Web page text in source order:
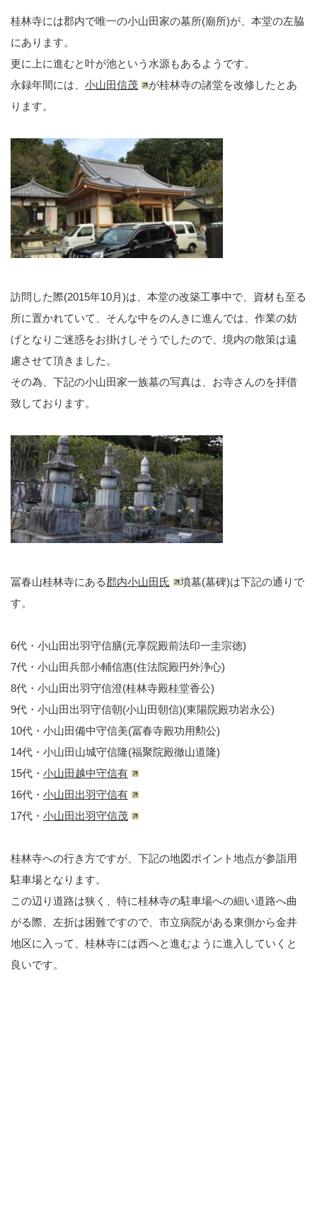
桂林寺には郡内で唯一の小山田家の墓所(廟所)が、本堂の左脇
にあります。
更に上に進むと叶が池という水源もあるようです。
永録年間には、 小山田信茂
が桂林寺の諸堂を改修したとあ
ります。
訪問した際(2015年10月)は、本堂の改築工事中で、資材も至る
所に置かれていて、そんな中をのんきに進んでは、作業の妨
げとなりご迷惑をお掛けしそうでしたので、境内の散策は遠
慮させて頂きました。
その為、下記の小山田家一族墓の写真は、お寺さんのを拝借
致しております。
冨春山桂林寺にある郡内小山田氏
墳墓(墓碑)は下記の通りで
す。
6代・小山田出羽守信膳(元享院殿前法印一圭宗徳)
7代・小山田兵部小輔信惠(住法院殿円外浄心)
8代・小山田出羽守信澄(桂林寺殿桂堂香公)
9代・小山田出羽守信朝(小山田朝信)(東陽院殿功岩永公)
10代・小山田備中守信美(冨春寺殿功用勲公)
14代・小山田山城守信隆(福聚院殿徹山道隆)
15代・ 小山田越中守信有
16代・ 小山田出羽守信有
17代・ 小山田出羽守信茂
桂林寺への行き方ですが、下記の地図ポイント地点が参詣用
駐車場となります。
この辺り道路は狭く、特に桂林寺の駐車場への細い道路へ曲
がる際、左折は困難ですので、市立病院がある東側から金井
地区に入って、桂林寺には西へと進むように進入していくと
良いです。